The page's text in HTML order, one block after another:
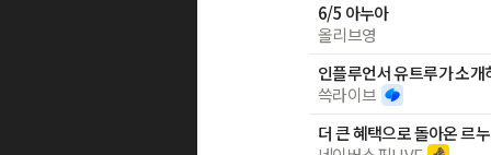
6/5 아누아
올리브영
쓱라이브
더 큰 혜택으로 돌아온 르